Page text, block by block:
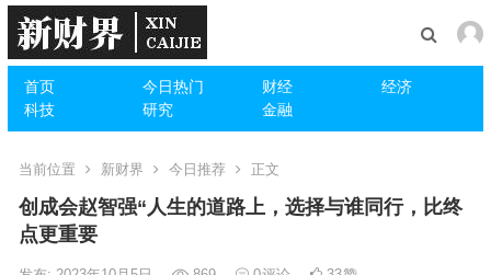
首页 今日热门 财经
经济
科技
研究 金融
当前位置 新财界 今日推荐 正文
创成会赵智强“人生的道路上，选择与谁同行，比终
点更重要